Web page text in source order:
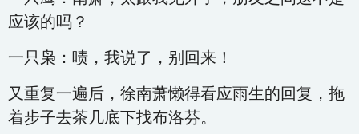
应该的吗？
一只枭：啧，我说了，别回来！
又重复一遍后，徐南萧懒得看应雨生的回复，拖
着步子去茶几底下找布洛芬。